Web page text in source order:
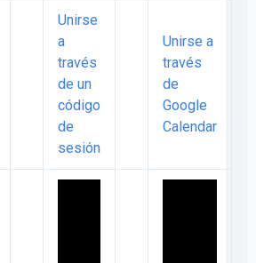
Unirse
a
través
de un
código
de
sesión
Unirse a
través
de
Google
Calendar